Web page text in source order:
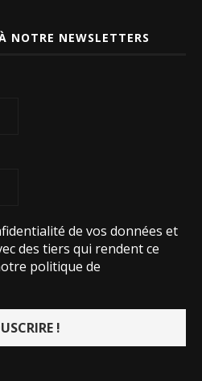
NOTRE NEWSLETTERS
de vos données et
des tiers qui rendent ce
politique de